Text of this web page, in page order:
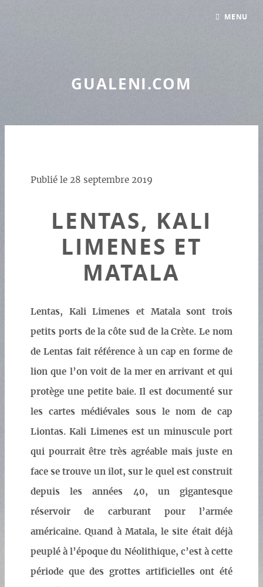
GUALENI.COM
Publié le 28 septembre 2019
LENTAS, KALI
LIMENES ET
MATALA
Lentas, Kali Limenes et Matala sont trois
petits ports de la côte sud de la Crète. Le nom
de Lentas fait référence à un cap en forme de
lion que l’on voit de la mer en arrivant et qui
protège une petite baie. Il est documenté sur
les cartes médiévales sous le nom de cap
Liontas. Kali Limenes est un minuscule port
qui pourrait être très agréable mais juste en
face se trouve un ilot, sur le quel est construit
depuis les années 40, un gigantesque
réservoir de carburant pour l’armée
américaine. Quand à Matala, le site était déjà
peuplé à l’époque du Néolithique, c’est à cette
période que des grottes artificielles ont été
MENU